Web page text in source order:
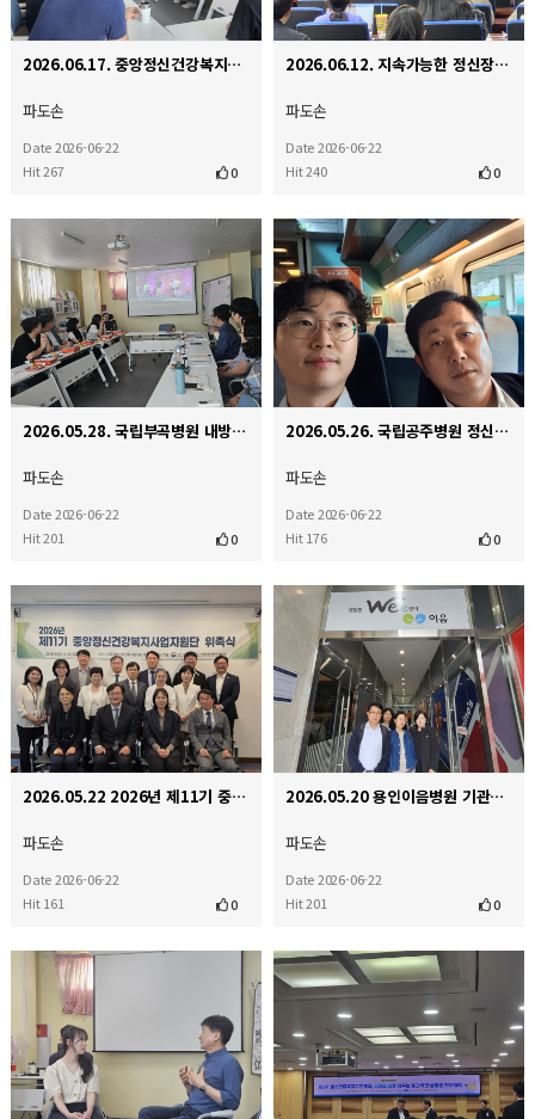
2026.06.17. 중앙정신건강복지사업지원단 간담회
파도손
Date 2026-06-22
Hit 267
0
2026.06.12. 지속가능한 정신장애인 정책을 위한 토론회
파도손
Date 2026-06-22
Hit 240
0
2026.05.28. 국립부곡병원 내방
파도손
Date 2026-06-22
Hit 201
0
2026.05.26. 국립공주병원 정신재활시설 '해봄' 개소식
파도손
Date 2026-06-22
Hit 176
0
2026.05.22 2026년 제11기 중앙지원단 위촉식
파도손
Date 2026-06-22
Hit 161
0
2026.05.20 용인이음병원 기관방문 및 간담회
파도손
Date 2026-06-22
Hit 201
0